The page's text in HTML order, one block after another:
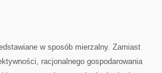
w sposób mierzalny. Zamiast
racjonalnego gospodarowania